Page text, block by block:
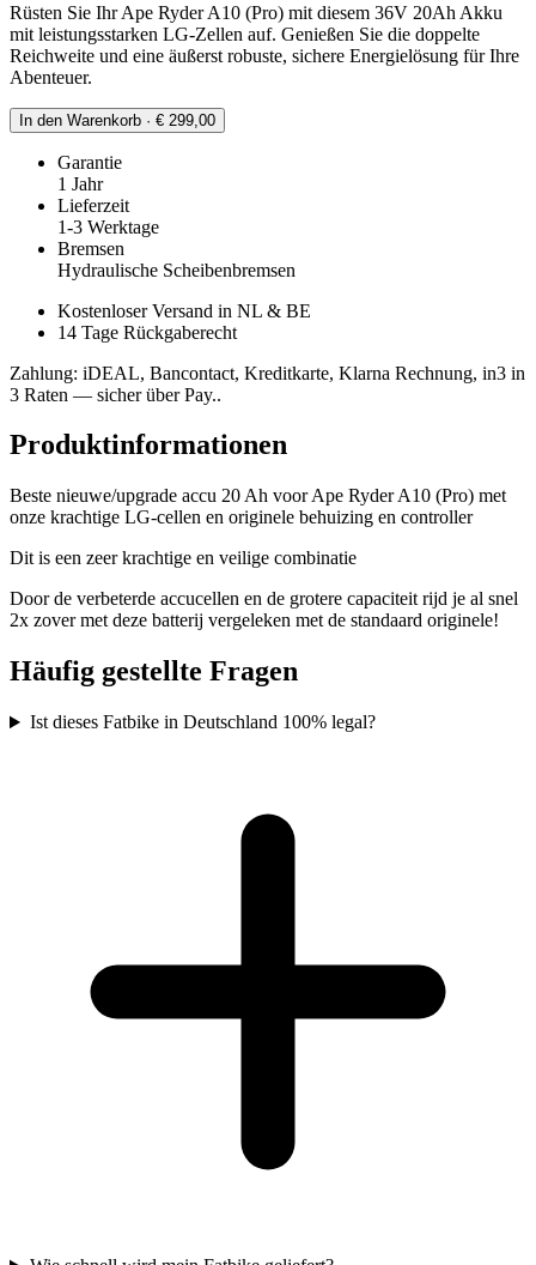
Rüsten Sie Ihr Ape Ryder A10 (Pro) mit diesem 36V 20Ah Akku
mit leistungsstarken LG-Zellen auf. Genießen Sie die doppelte
Reichweite und eine äußerst robuste, sichere Energielösung für Ihre
Abenteuer.
In den Warenkorb · € 299,00
Garantie
1 Jahr
Lieferzeit
1-3 Werktage
Bremsen
Hydraulische Scheibenbremsen
Kostenloser Versand in NL & BE
14 Tage Rückgaberecht
Zahlung: iDEAL, Bancontact, Kreditkarte, Klarna Rechnung, in3 in
3 Raten — sicher über Pay..
Produktinformationen
Beste nieuwe/upgrade accu 20 Ah voor Ape Ryder A10 (Pro) met
onze krachtige LG-cellen en originele behuizing en controller
Dit is een zeer krachtige en veilige combinatie
Door de verbeterde accucellen en de grotere capaciteit rijd je al snel
2x zover met deze batterij vergeleken met de standaard originele!
Häufig gestellte Fragen
Ist dieses Fatbike in Deutschland 100% legal?